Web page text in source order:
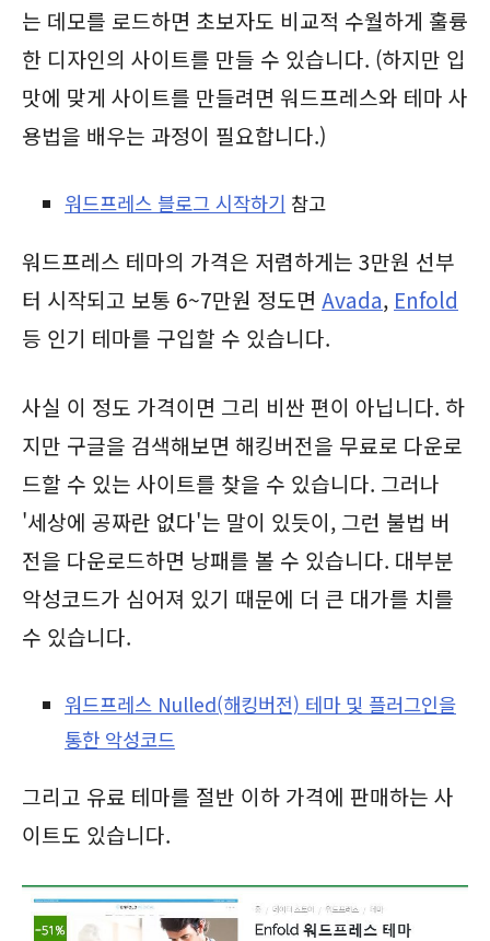
는 데모를 로드하면 초보자도 비교적 수월하게 훌륭
한 디자인의 사이트를 만들 수 있습니다. (하지만 입
맛에 맞게 사이트를 만들려면 워드프레스와 테마 사
용법을 배우는 과정이 필요합니다.)
워드프레스 블로그 시작하기 참고
워드프레스 테마의 가격은 저렴하게는 3만원 선부
터 시작되고 보통 6~7만원 정도면 Avada, Enfold
등 인기 테마를 구입할 수 있습니다.
사실 이 정도 가격이면 그리 비싼 편이 아닙니다. 하
지만 구글을 검색해보면 해킹버전을 무료로 다운로
드할 수 있는 사이트를 찾을 수 있습니다. 그러나
'세상에 공짜란 없다'는 말이 있듯이, 그런 불법 버
전을 다운로드하면 낭패를 볼 수 있습니다. 대부분
악성코드가 심어져 있기 때문에 더 큰 대가를 치를
수 있습니다.
워드프레스 Nulled(해킹버전) 테마 및 플러그인을
통한 악성코드
그리고 유료 테마를 절반 이하 가격에 판매하는 사
이트도 있습니다.